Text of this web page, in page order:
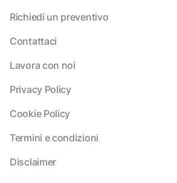
Richiedi un preventivo
Contattaci
Lavora con noi
Privacy Policy
Cookie Policy
Termini e condizioni
Disclaimer